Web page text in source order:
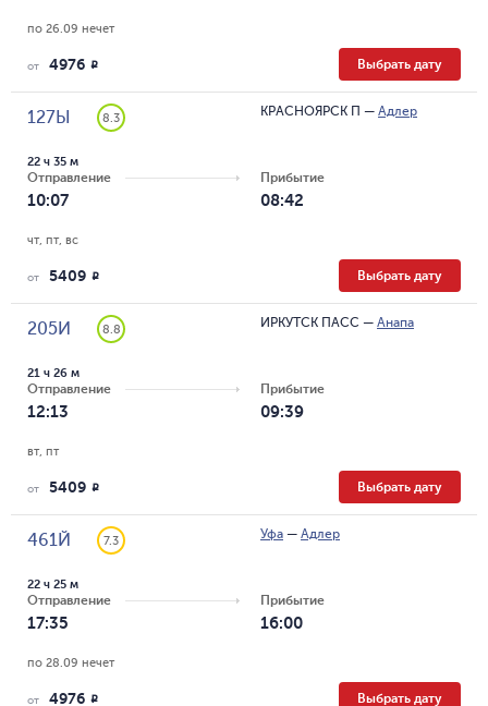
по 26.09 нечет
от 4976 R Выбрать дату
127Ы 8.3 КРАСНОЯРСК П — Адлер
Отправление
10:07
22 ч 35 м
Прибытие
08:42
чт, пт, вс
от 5409 R Выбрать дату
205И 8.8 ИРКУТСК ПАСС — Анапа
Отправление
12:13
21 ч 26 м
Прибытие
09:39
вт, пт
от 5409 R Выбрать дату
461Й 7.3 Уфа — Адлер
Отправление
17:35
22 ч 25 м
Прибытие
16:00
по 28.09 нечет
от 4976 R Выбрать дату